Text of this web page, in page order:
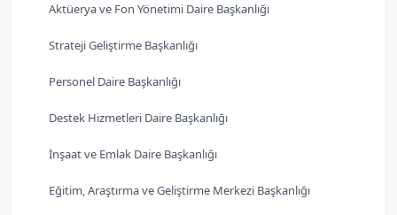
Aktüerya ve Fon Yönetimi Daire Başkanlığı
Strateji Geliştirme Başkanlığı
Personel Daire Başkanlığı
Destek Hizmetleri Daire Başkanlığı
İnşaat ve Emlak Daire Başkanlığı
Eğitim, Araştırma ve Geliştirme Merkezi Başkanlığı